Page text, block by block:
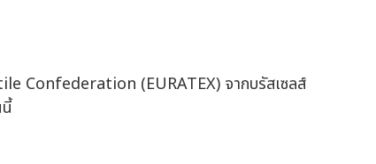
Confederation (EURATEX) จากบรัสเซลส์